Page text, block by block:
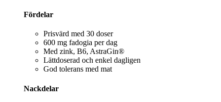
Fördelar
Prisvärd med 30 doser
600 mg fadogia per dag
Med zink, B6, AstraGin®
Lättdoserad och enkel dagligen
God tolerans med mat
Nackdelar